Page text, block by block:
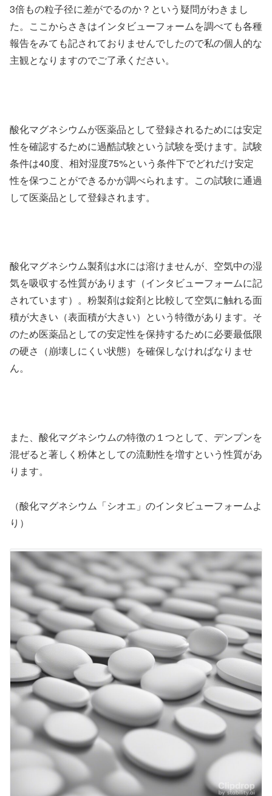
3倍もの粒子径に差がでるのか？という疑問がわきまし
た。ここからさきはインタビューフォームを調べても各種
報告をみても記されておりませんでしたので私の個人的な
主観となりますのでご了承ください。
酸化マグネシウムが医薬品として登録されるためには安定
性を確認するために過酷試験という試験を受けます。試験
条件は40度、相対湿度75%という条件下でどれだけ安定
性を保つことができるかが調べられます。この試験に通過
して医薬品として登録されます。
酸化マグネシウム製剤は水には溶けませんが、空気中の湿
気を吸収する性質があります（インタビューフォームに記
されています）。粉製剤は錠剤と比較して空気に触れる面
積が大きい（表面積が大きい）という特徴があります。そ
のため医薬品としての安定性を保持するために必要最低限
の硬さ（崩壊しにくい状態）を確保しなければなりませ
ん。
また、酸化マグネシウムの特徴の１つとして、デンプンを
混ぜると著しく粉体としての流動性を増すという性質があ
ります。
（酸化マグネシウム「シオエ」のインタビューフォームよ
り）